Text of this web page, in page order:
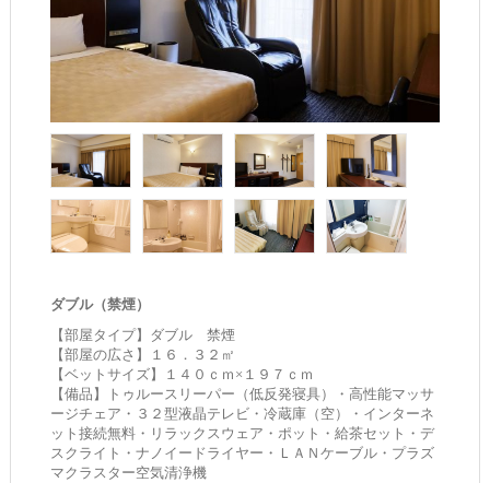
ダブル（禁煙）
【部屋タイプ】ダブル 禁煙
【部屋の広さ】１６．３２㎡
【ベットサイズ】１４０ｃｍ×１９７ｃｍ
【備品】トゥルースリーパー（低反発寝具）・高性能マッサ
ージチェア・３２型液晶テレビ・冷蔵庫（空）・インターネ
ット接続無料・リラックスウェア・ポット・給茶セット・デ
スクライト・ナノイードライヤー・ＬＡＮケーブル・プラズ
マクラスター空気清浄機